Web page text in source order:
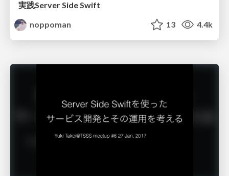
実践Server Side Swift
noppoman
13 4.4k